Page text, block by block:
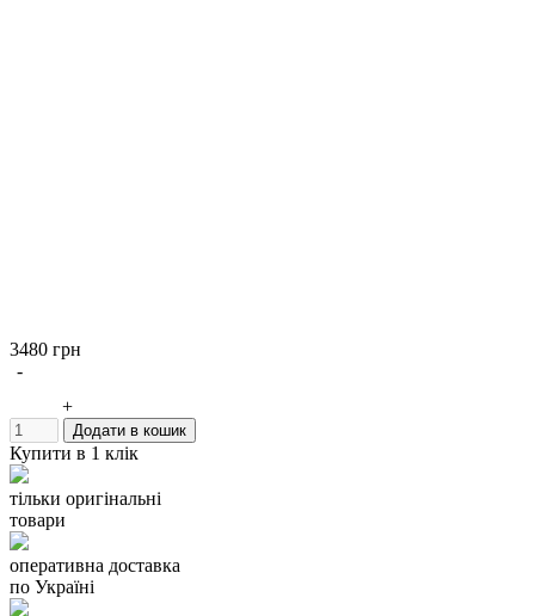
3480 грн
-
+
Додати в кошик
Купити в 1 клік
тільки оригінальні
товари
оперативна доставка
по Україні